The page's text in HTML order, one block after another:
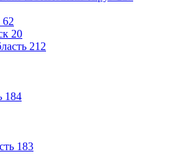
62
20
212
184
183